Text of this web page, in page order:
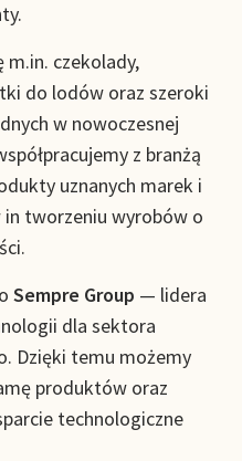
m.in. czekolady,
do lodów oraz szeroki
w nowoczesnej
z branżą
uznanych marek i
tworzeniu wyrobów o
Sempre Group — lidera
dla sektora
Dzięki temu możemy
produktów oraz
technologiczne